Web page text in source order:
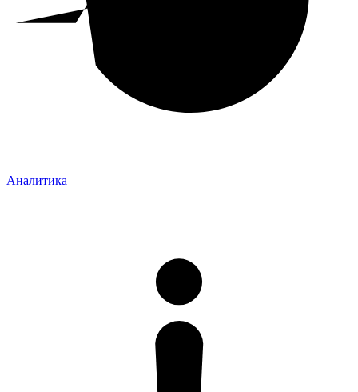
Аналитика